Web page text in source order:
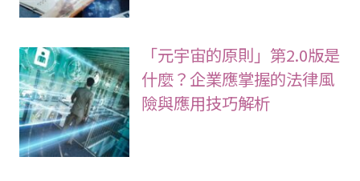
「元宇宙的原則」第2.0版是
什麼？企業應掌握的法律風
險與應用技巧解析